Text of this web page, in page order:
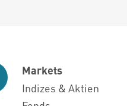
Markets
Indizes & Aktien